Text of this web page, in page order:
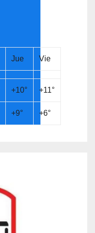
Jue Vie
+10° +11°
+9° +6°